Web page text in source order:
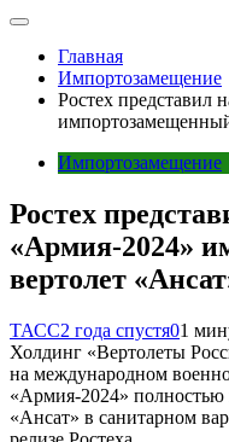
Главная
Импортозамещение
Ростех представил
Импортозамещение
Ростех
«Армия-2024»
вертолет
ТАСС2 года спустя01
Холдинг «Вертолеты
на международном
«Армия-2024»
«Ансат» в санитарном